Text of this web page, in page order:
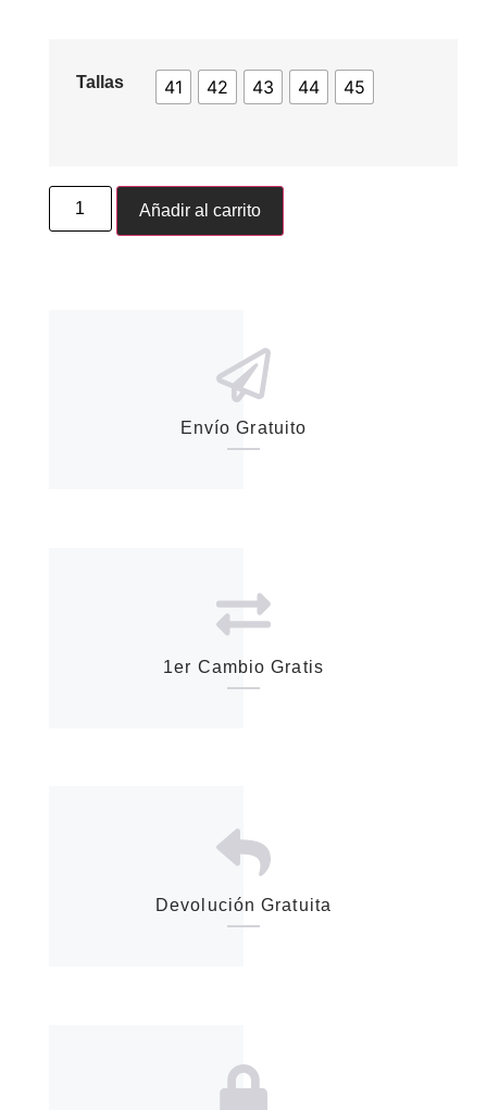
Tallas 41 42 43 44 45
Añadir al carrito
Envío Gratuito
1er Cambio Gratis
Devolución Gratuita